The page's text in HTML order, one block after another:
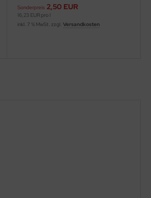
Sonderpreis 2,50 EUR
16,23 EUR pro l
inkl. 7 % MwSt. zzgl. Versandkosten